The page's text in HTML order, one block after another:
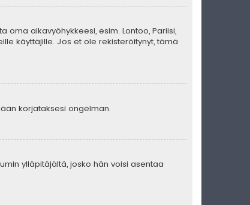
aikavyöhykkeesi, esim. Lontoo, Pariisi,
käyttäjille. Jos et ole rekisteröitynyt, tämä
korjataksesi ongelman.
ylläpitäjältä, josko hän voisi asentaa